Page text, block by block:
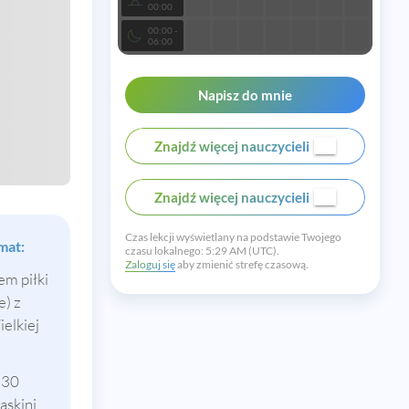
piłki
z
30
00:00
00:00 -
06:00
Napisz do mnie
Znajdź więcej nauczycieli
Znajdź więcej nauczycieli
Czas lekcji wyświetlany na podstawie Twojego
czasu lokalnego: 5:29 AM (UTC).
Zaloguj sięaby zmienić strefę czasową.